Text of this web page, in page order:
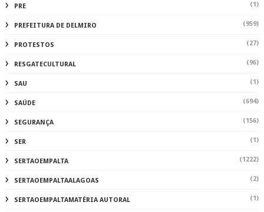
PRE (1)
PREFEITURA DE DELMIRO (959)
PROTESTOS (27)
RESGATECULTURAL (96)
SAU (1)
SAÚDE (694)
SEGURANÇA (156)
SER (1)
SERTAOEMPALTA (1222)
SERTAOEMPALTAALAGOAS (2)
SERTAOEMPALTAMATÉRIA AUTORAL (1)